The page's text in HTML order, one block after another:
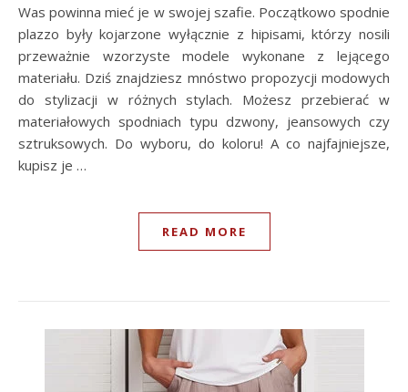
Was powinna mieć je w swojej szafie. Początkowo spodnie
plazzo były kojarzone wyłącznie z hipisami, którzy nosili
przeważnie wzorzyste modele wykonane z lejącego
materiału. Dziś znajdziesz mnóstwo propozycji modowych
do stylizacji w różnych stylach. Możesz przebierać w
materiałowych spodniach typu dzwony, jeansowych czy
sztruksowych. Do wyboru, do koloru! A co najfajniejsze,
kupisz je …
READ MORE